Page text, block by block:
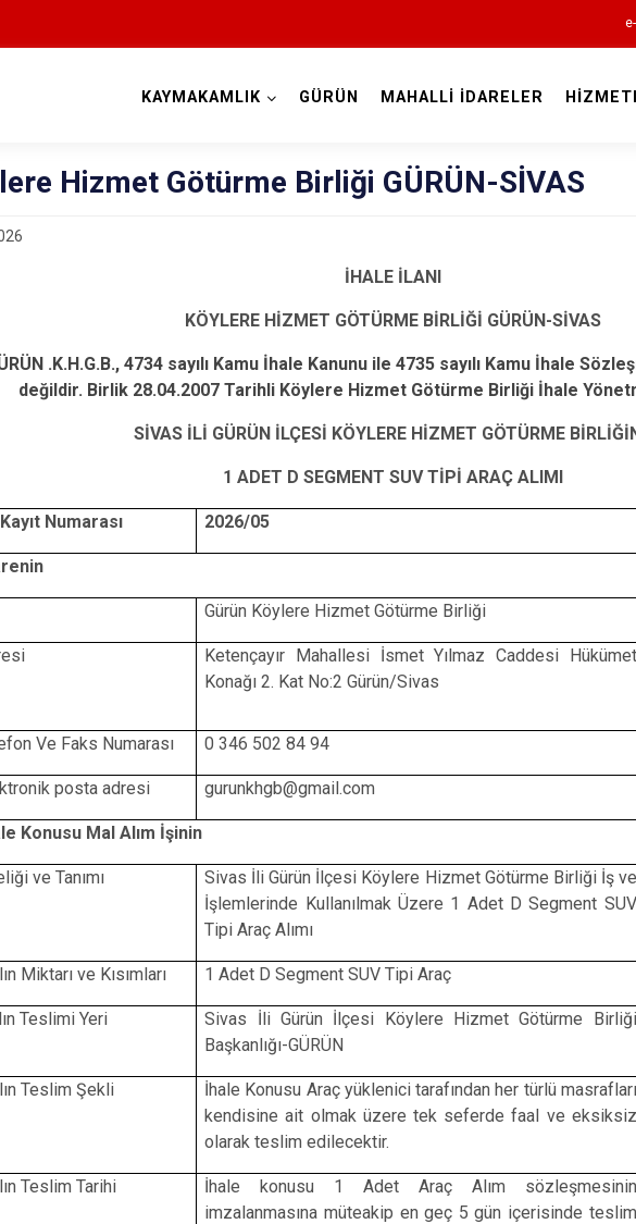
Akıncılar
Altınyayla
Divriği
Doğanşar
Gemerek
Gölova
KAYMAKAMLIK GÜRÜN MAHALLİ İDARELER
Hizmet Götürme Birliği GÜRÜN-SİVAS
İHALE İLANI
KÖYLERE HİZMET GÖTÜRME BİRLİĞİ GÜRÜN-SİVAS
.K.H.G.B., 4734 sayılı Kamu İhale Kanunu ile 4735 sayılı Kamu İhale
değildir. Birlik 28.04.2007 Tarihli Köylere Hizmet Götürme Birliği İhale
SİVAS İLİ GÜRÜN İLÇESİ KÖYLERE HİZMET GÖTÜRME
1 ADET D SEGMENT SUV TİPİ ARAÇ ALIMI
Numarası 2026/05
Gürün Köylere Hizmet Götürme Birliği
Ketençayır Mahallesi İsmet Yılmaz Caddesi Hükümet
Konağı 2. Kat No:2 Gürün/Sivas
Ve Faks Numarası 0 346 502 84 94
posta adresi gurunkhgb@gmail.com
Konusu Mal Alım İşinin
ve Tanımı
Sivas İli Gürün İlçesi Köylere Hizmet Götürme Birliği İş ve
İşlemlerinde Kullanılmak Üzere 1 Adet D Segment SUV
Tipi Araç Alımı
Miktarı ve Kısımları 1 Adet D Segment SUV Tipi Araç
Teslimi Yeri
Sivas İli Gürün İlçesi Köylere Hizmet Götürme Birliği
Başkanlığı-GÜRÜN
Teslim Şekli
İhale Konusu Araç yüklenici tarafından her türlü masrafları
kendisine ait olmak üzere tek seferde faal ve eksiksiz
olarak teslim edilecektir.
Teslim Tarihi
İhale konusu 1 Adet Araç Alım sözleşmesinin
imzalanmasına müteakip en geç 5 gün içerisinde teslim